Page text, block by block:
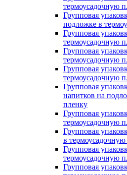
термоусадочную
Групповая
подложке в
Групповая
термоусадочную
Групповая
термоусадочную
Групповая
термоусадочную
Групповая
напитков на
пленку
Групповая
термоусадочную
Групповая
в
Групповая
термоусадочную
Групповая